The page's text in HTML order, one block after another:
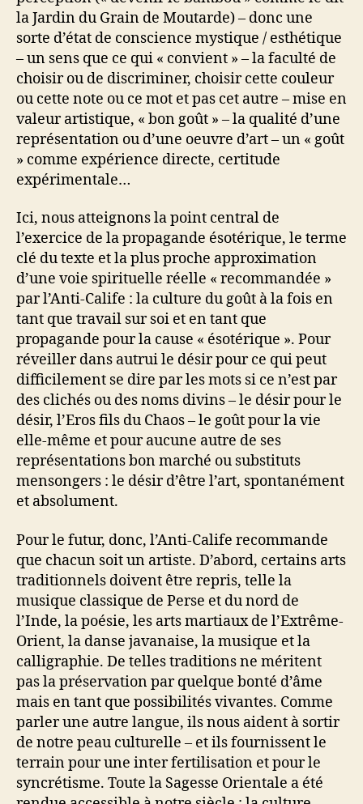
la Jardin du Grain de Moutarde) – donc une
sorte d’état de conscience mystique / esthétique
– un sens que ce qui « convient » – la faculté de
choisir ou de discriminer, choisir cette couleur
ou cette note ou ce mot et pas cet autre – mise en
valeur artistique, « bon goût » – la qualité d’une
représentation ou d’une oeuvre d’art – un « goût
» comme expérience directe, certitude
expérimentale…
Ici, nous atteignons la point central de
l’exercice de la propagande ésotérique, le terme
clé du texte et la plus proche approximation
d’une voie spirituelle réelle « recommandée »
par l’Anti-Calife : la culture du goût à la fois en
tant que travail sur soi et en tant que
propagande pour la cause « ésotérique ». Pour
réveiller dans autrui le désir pour ce qui peut
difficilement se dire par les mots si ce n’est par
des clichés ou des noms divins – le désir pour le
désir, l’Eros fils du Chaos – le goût pour la vie
elle-même et pour aucune autre de ses
représentations bon marché ou substituts
mensongers : le désir d’être l’art, spontanément
et absolument.
Pour le futur, donc, l’Anti-Calife recommande
que chacun soit un artiste. D’abord, certains arts
traditionnels doivent être repris, telle la
musique classique de Perse et du nord de
l’Inde, la poésie, les arts martiaux de l’Extrême-
Orient, la danse javanaise, la musique et la
calligraphie. De telles traditions ne méritent
pas la préservation par quelque bonté d’âme
mais en tant que possibilités vivantes. Comme
parler une autre langue, ils nous aident à sortir
de notre peau culturelle – et ils fournissent le
terrain pour une inter fertilisation et pour le
syncrétisme. Toute la Sagesse Orientale a été